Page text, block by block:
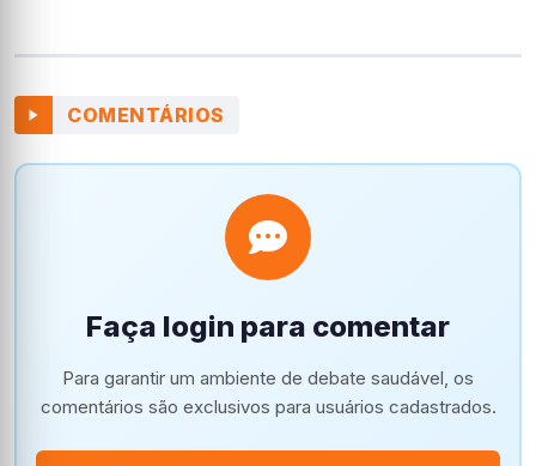
COMENTÁRIOS
Faça login para comentar
Para garantir um ambiente de debate saudável, os
comentários são exclusivos para usuários cadastrados.